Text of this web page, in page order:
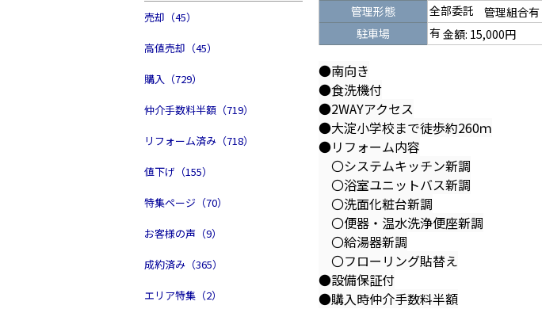
売却（45）
高値売却（45）
購入（729）
仲介手数料半額（719）
リフォーム済み（718）
値下げ（155）
特集ページ（70）
お客様の声（9）
成約済み（365）
エリア特集（2）
管理形態
全部委託 管理組合有
駐車場
有金額: 15,000円
●南向き
●食洗機付
●2WAYアクセス
●大淀小学校まで徒歩約260ｍ
●リフォーム内容
〇システムキッチン新調
〇浴室ユニットバス新調
〇洗面化粧台新調
〇便器・温水洗浄便座新調
〇給湯器新調
〇フローリング貼替え
●設備保証付
●購入時仲介手数料半額